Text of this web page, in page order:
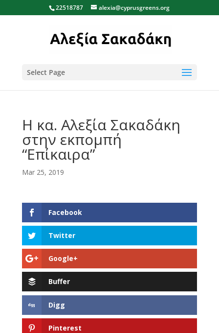
22518787 alexia@cyprusgreens.org
Select Page
Η κα. Αλεξία Σακαδάκη
στην εκπομπή
“Επίκαιρα”
Mar 25, 2019
Facebook
Twitter
Google+
Buffer
Digg
Pinterest